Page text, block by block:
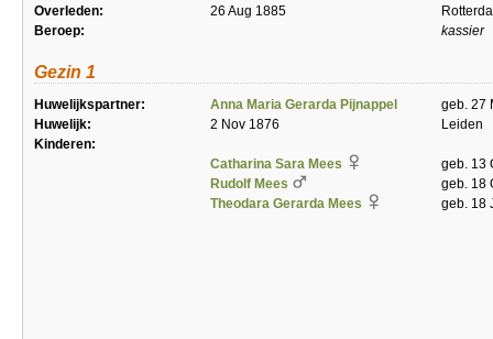
Overleden:
26 Aug 1885
Beroep:
kassier
Gezin 1
Huwelijkspartner: Anna Maria Gerarda Pijnappel
geb. 27
Huwelijk:
2 Nov 1876
Leiden
Kinderen:
Catharina Sara Mees
geb. 13
Rudolf Mees
geb. 18
Theodara Gerarda Mees
geb. 18